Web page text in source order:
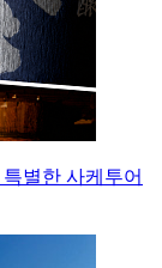
별한 사케투어